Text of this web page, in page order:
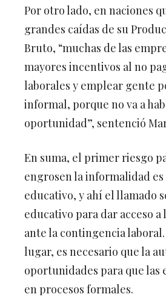
Por otro lado, en naciones
grandes caídas de su
Bruto, “muchas de las
mayores incentivos al no
laborales y emplear gente
informal, porque no va a
oportunidad”, sentenció
En suma, el primer riesgo
engrosen la informalidad
educativo, y ahí el llamado
educativo para dar acceso
ante la contingencia
lugar, es necesario que la
oportunidades para que las
en procesos formales.